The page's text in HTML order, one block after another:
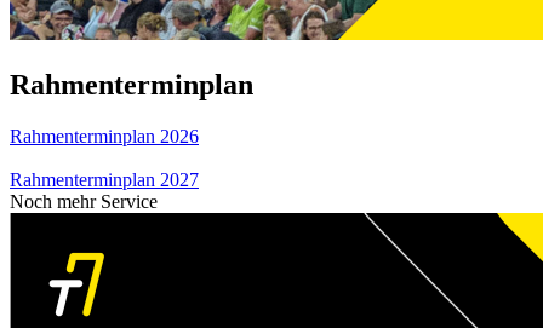
Rahmenterminplan
Rahmenterminplan 2026
Rahmenterminplan 2027
Noch mehr Service